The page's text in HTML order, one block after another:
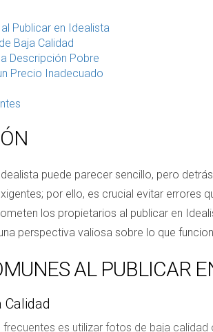
Publicar en Idealista
Baja Calidad
Descripción Pobre
Precio Inadecuado
puede parecer sencillo, pero
por ello, es crucial evitar errores
los propietarios al publicar en
perspectiva valiosa sobre lo que
AL PUBLICAR
Calidad
frecuentes es utilizar fotos de baja